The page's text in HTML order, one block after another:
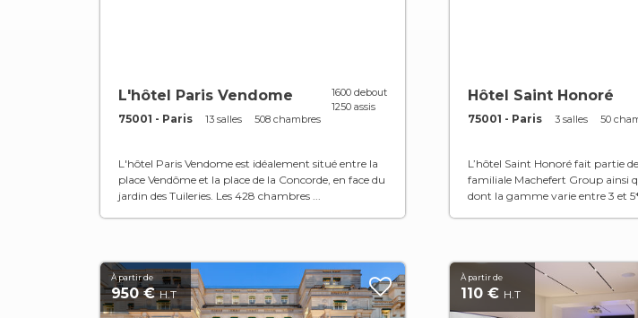
L'hôtel Paris Vendome
75001 - Paris 13 salles 508 chambres
1600 debout
1250 assis
L'hôtel Paris Vendome est idéalement situé entre la
place Vendôme et la place de la Concorde, en face du
jardin des Tuileries. Les 428 chambres ...
Hôtel Saint Honoré
75001 - Paris 3 salles 50
L’hôtel Saint Honoré fait partie
familiale Machefert Group ainsi
dont la gamme varie entre 3 et
À partir de
950 €H.T
À partir de
110 € H.T